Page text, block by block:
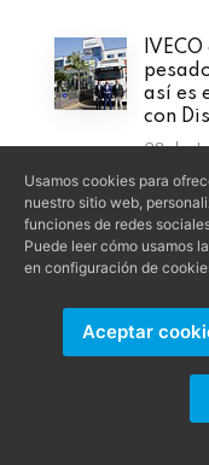
así es
con
28 de
GAC
euros
23 de
Usamos cookies para
nuestro sitio web,
funciones de redes
Puede leer cómo usamos
en configuración de
Aceptar